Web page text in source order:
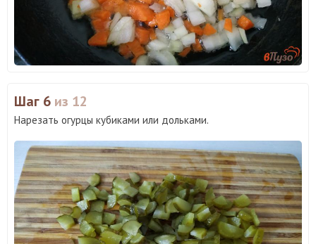
Шаг 6 из 12
Нарезать огурцы кубиками или дольками.